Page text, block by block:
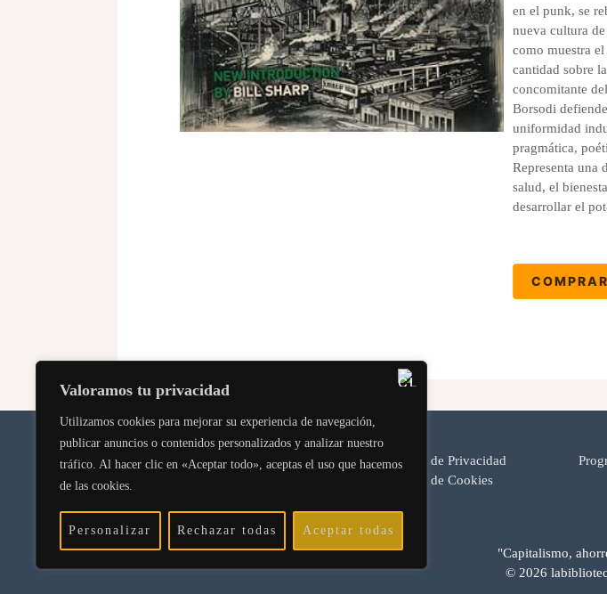
Valoramos tu privacidad
Utilizamos cookies para mejorar su experiencia de navegación,
publicar anuncios o contenidos personalizados y analizar nuestro
tráfico. Al hacer clic en «Aceptar todo», aceptas el uso que hacemos
de las cookies.
Personalizar Rechazar todas Aceptar todas
en el punk, se
nueva cultura
como muestra
cantidad sobre
concomitante
Borsodi
uniformidad
pragmática,
Representa una
salud, el
desarrollar el
Política de Privacidad
Política de Cookies
"Capitalismo,
© 2026